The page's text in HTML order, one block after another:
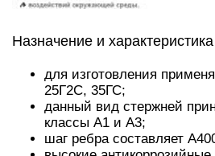
Назначение и
для изготовления
25Г2С, 35ГС;
данный вид стержней
классы А1 и А3;
шаг ребра составляет